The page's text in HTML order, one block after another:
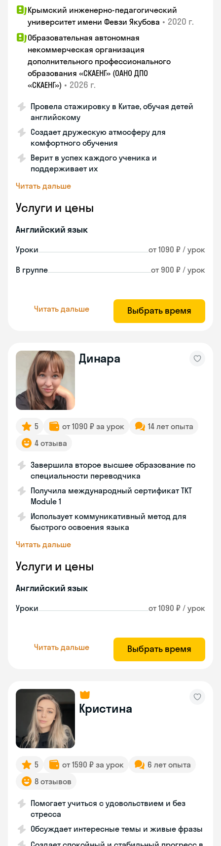
Крымский инженерно-педагогический
университет имени Февзи Якубова • 2020 г.
Образовательная автономная
некоммерческая организация
дополнительного профессионального
образования «СКАЕНГ» (ОАНО ДПО
«СКАЕНГ») • 2026 г.
Провела стажировку в Китае, обучая детей
английскому
Создает дружескую атмосферу для
комфортного обучения
Верит в успех каждого ученика и
поддерживает их
Читать дальше
Услуги и цены
Английский язык
Уроки от 1090 ₽ / урок
В группе от 900 ₽ / урок
Читать дальше Выбрать время
Динара
5 от 1090 ₽ за урок
14 лет опыта
4 отзыва
Завершила второе высшее образование по
специальности переводчика
Получила международный сертификат TKT
Module 1
Использует коммуникативный метод для
быстрого освоения языка
Читать дальше
Услуги и цены
Английский язык
Уроки от 1090 ₽ / урок
Читать дальше Выбрать время
Кристина
5 от 1590 ₽ за урок
6 лет опыта
8 отзывов
Помогает учиться с удовольствием и без
стресса
Обсуждает интересные темы и живые фразы